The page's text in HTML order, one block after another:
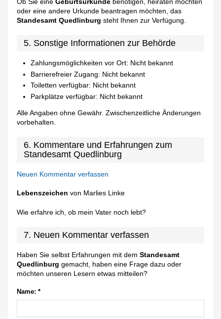
Ob Sie eineGeburtsurkunde benötigen, heiraten möchten
oder eine andere Urkunde beantragen möchten, das
Standesamt Quedlinburg steht Ihnen zur Verfügung.
5. Sonstige Informationen zur Behörde
Zahlungsmöglichkeiten vor Ort: Nicht bekannt
Barrierefreier Zugang: Nicht bekannt
Toiletten verfügbar: Nicht bekannt
Parkplätze verfügbar: Nicht bekannt
Alle Angaben ohne Gewähr. Zwischenzeitliche Änderungen
vorbehalten.
6. Kommentare und Erfahrungen zum
Standesamt Quedlinburg
Neuen Kommentar verfassen
Lebenszeichen von Marlies Linke
Wie erfahre ich, ob mein Vater noch lebt?
7. Neuen Kommentar verfassen
Haben Sie selbst Erfahrungen mit demStandesamt
Quedlinburg gemacht, haben eine Frage dazu oder
möchten unseren Lesern etwas mitteilen?
Name: *